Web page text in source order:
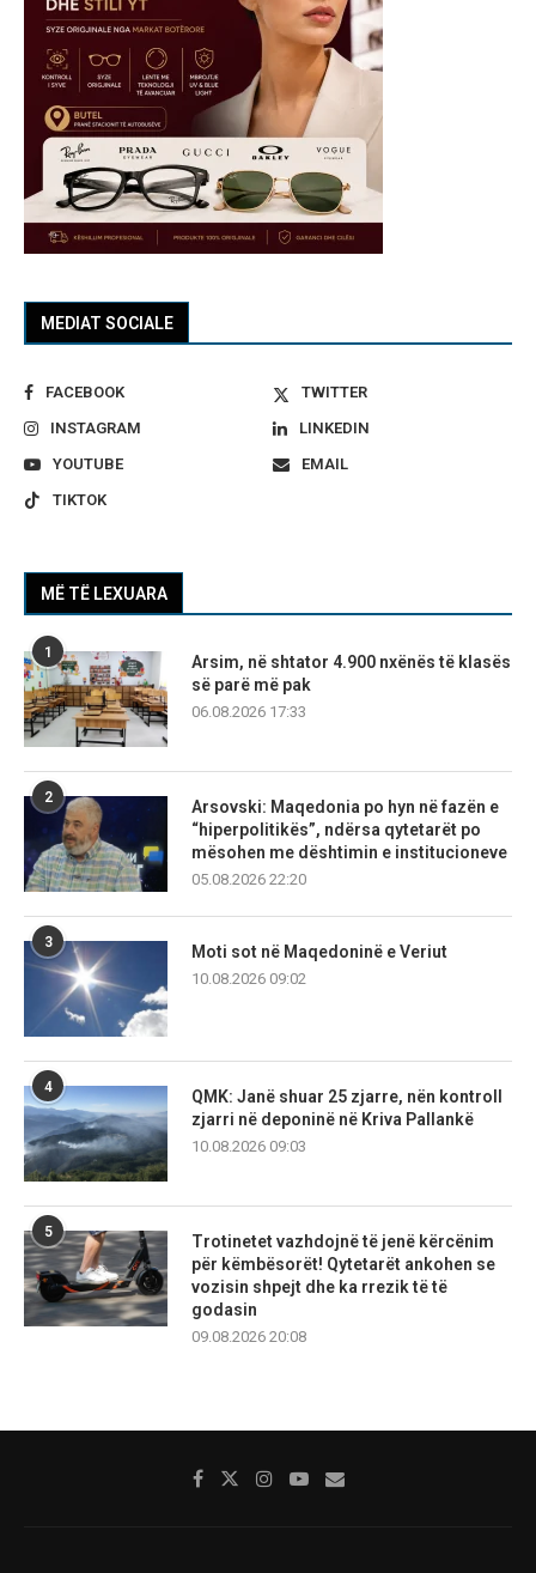
MEDIAT SOCIALE
FACEBOOK
TWITTER
INSTAGRAM
LINKEDIN
YOUTUBE
EMAIL
TIKTOK
MË TË LEXUARA
1
Arsim, në shtator 4.900 nxënës të klasës
së parë më pak
06.08.2026 17:33
2
Arsovski: Maqedonia po hyn në fazën e
“hiperpolitikës”, ndërsa qytetarët po
mësohen me dështimin e institucioneve
05.08.2026 22:20
3
Moti sot në Maqedoninë e Veriut
10.08.2026 09:02
4
QMK: Janë shuar 25 zjarre, nën kontroll
zjarri në deponinë në Kriva Pallankë
10.08.2026 09:03
5
Trotinetet vazhdojnë të jenë kërcënim
për këmbësorët! Qytetarët ankohen se
vozisin shpejt dhe ka rrezik të të
godasin
09.08.2026 20:08